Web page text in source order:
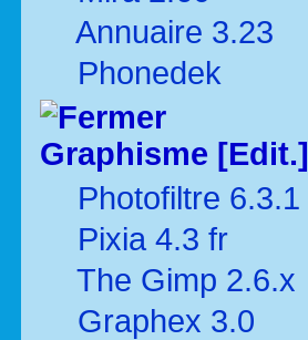
Annuaire 3.23
Phonedek
Graphisme [Edit.]
Photofiltre 6.3.1
Pixia 4.3 fr
The Gimp 2.6.x
Graphex 3.0